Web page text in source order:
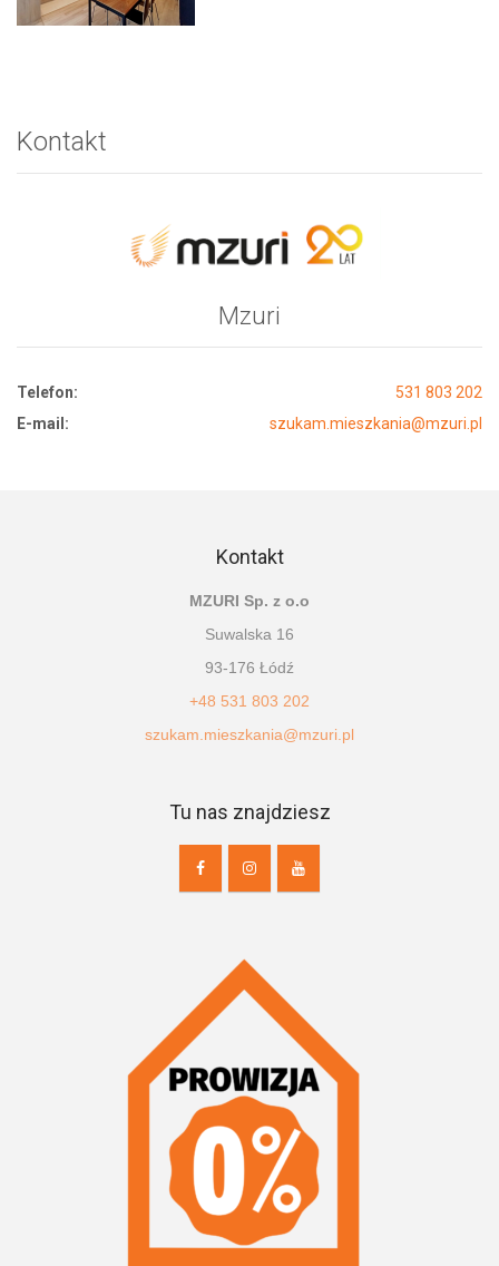
Kontakt
Mzuri
Telefon:
531 803 202
E-mail:
szukam.mieszkania@mzuri.pl
Kontakt
MZURI Sp. z o.o
Suwalska 16
93-176 Łódź
+48 531 803 202
szukam.mieszkania@mzuri.pl
Tu nas znajdziesz